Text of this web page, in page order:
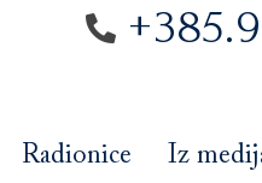
Radionice Iz